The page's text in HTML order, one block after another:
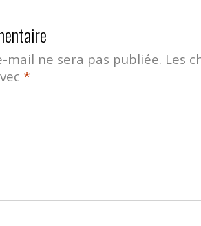
mail ne sera pas publiée. Les
*